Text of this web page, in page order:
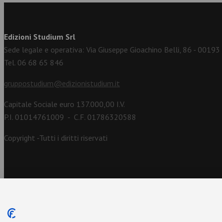
Edizioni Studium Srl
Sede legale e operativa: Via Giuseppe Gioachino Belli, 86 - 00193
Tel. 06 68 65 846
gruppostudium@edizionistudium.it
Capitale Sociale euro 137.000,00 I.V.
P.I. 01014761009 - C.F. 01786320588
Copyright -Tutti i diritti riservati